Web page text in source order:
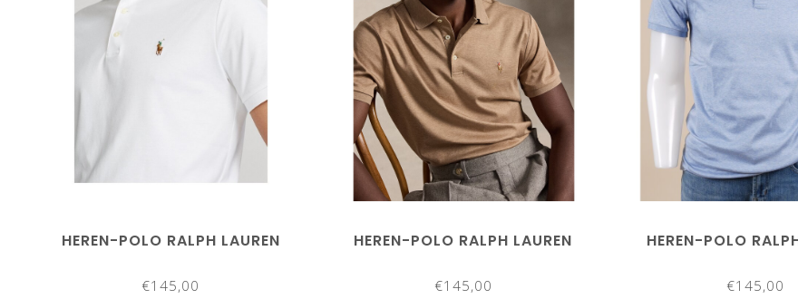
HEREN-POLO RALPH LAUREN
€145,00
HEREN-POLO RALPH LAUREN
€145,00
HEREN-POLO
€145,00